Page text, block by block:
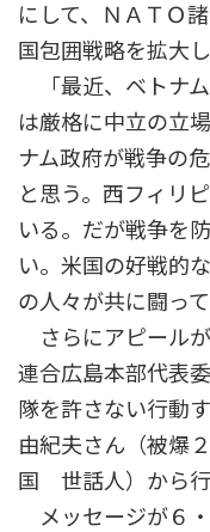
にして、ＮＡＴＯ
国包囲戦略を拡大し
「最近、ベトナ
は厳格に中立の立
ナム政府が戦争の
と思う。西フィリ
いる。だが戦争を
い。米国の好戦的
の人々が共に闘っ
さらにアピール
連合広島本部代表
隊を許さない行動
由紀夫さん（被爆
国 世話人）から行
メッセージが６